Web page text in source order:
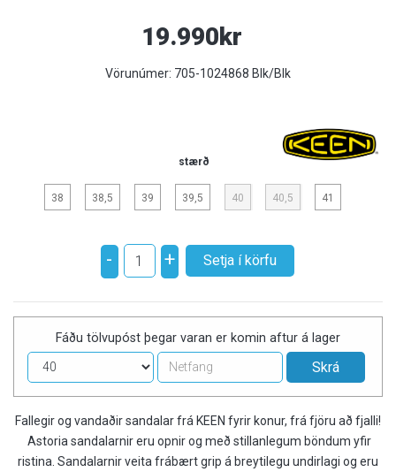
19.990kr
Vörunúmer: 705-1024868 Blk/Blk
stærð
38 38,5 39 39,5 40 40,5 41
- +
Fáðu tölvupóst þegar varan er komin aftur á lager
Fallegir og vandaðir sandalar frá KEEN fyrir konur, frá fjöru að fjalli!
Astoria sandalarnir eru opnir og með stillanlegum böndum yfir
ristina. Sandalarnir veita frábært grip á breytilegu undirlagi og eru